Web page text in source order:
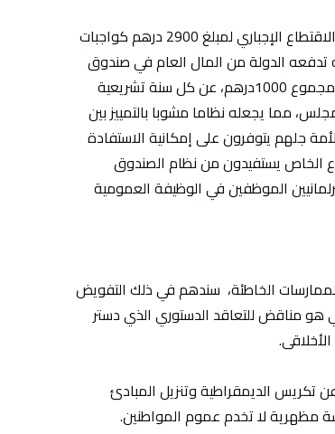
ويمكنني توضيح ذلك في أن نظام معاشات البرلمانيين يقوم على الاقتطاع الإجباري لمبلغ 2900 درهم كواجبات
تدفعه الدولة من المال العام في صندوق
معاش البرلمانيين، يحدد المعاش الشهري لأعضاء البرلمانيين في مجموع 1000درهم، عن كل سنة تشريعية
مما يجعله نظاما مشوبا بالتمييز بين
جلهم يتوفرون على إمكانية الاستفادة
الخاص يستفيدون من نظام الصندوق
بالنسبة للبرلمانيين الموظفين في الوظيفة العمومية
الخاطئة، سندهم في ذلك التفويض
هو مناقض للتعاقد الدستوري الذي دستر
تكريس الديمقراطية وتنزيل المبادئ
مظهرية لا تخدم عموم المواطنين.